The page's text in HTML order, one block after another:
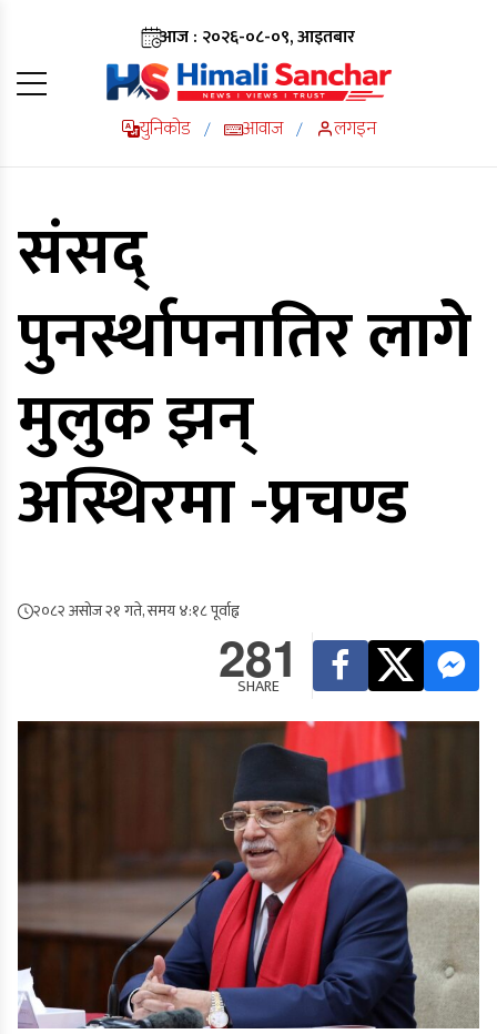
आज : २०२६-०८-०९, आइतबार
युनिकोड / आवाज / लगइन
संसद्
पुनर्स्थापनातिर लागे
मुलुक झन्
अस्थिरमा -प्रचण्ड
२०८२ असोज २१ गते, समय ४:१८ पूर्वाह्न
281
SHARE